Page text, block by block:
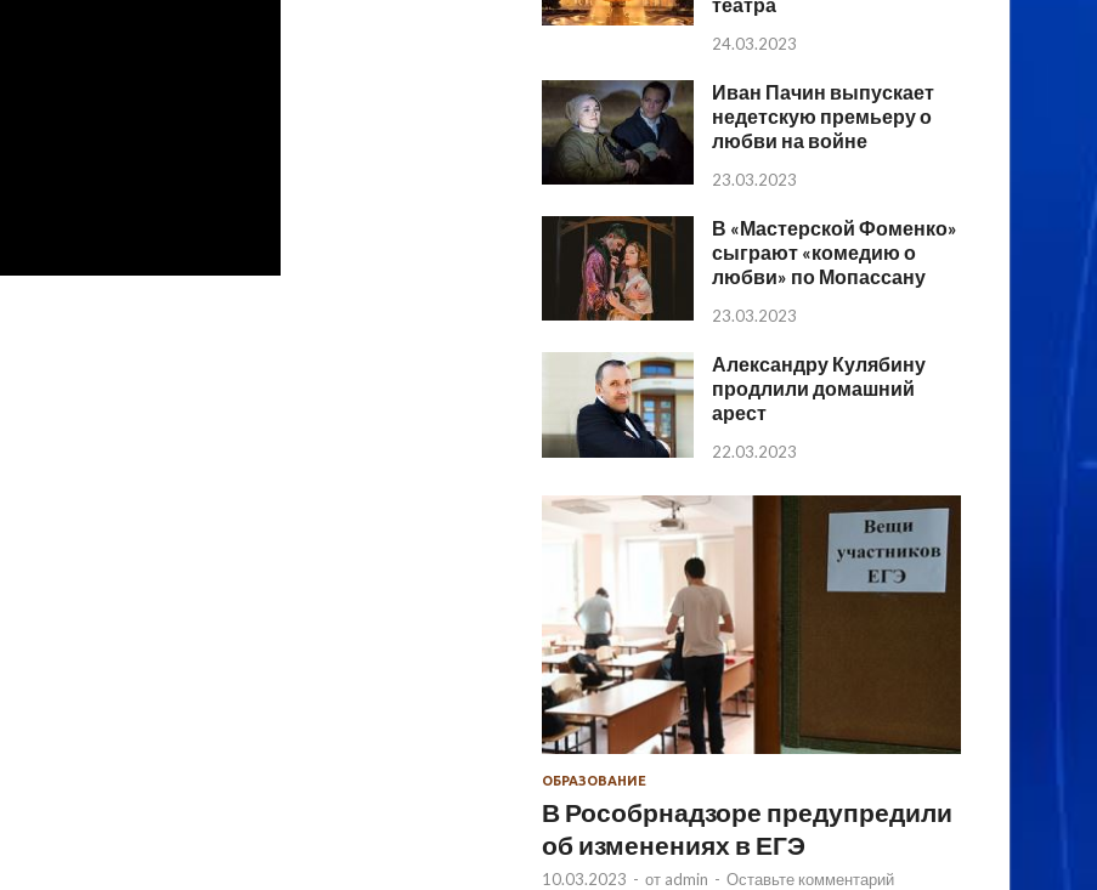
театра
24.03.2023
Иван Пачин выпускает
недетскую премьеру о
любви на войне
23.03.2023
В «Мастерской Фоменко»
сыграют «комедию о
любви» по Мопассану
23.03.2023
Александру Кулябину
продлили домашний
арест
22.03.2023
ОБРАЗОВАНИЕ
В Рособрнадзоре предупредили
об изменениях в ЕГЭ
10.03.2023 - от admin - Оставьте комментарий